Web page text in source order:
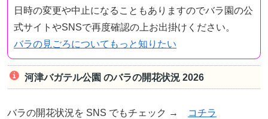
日時の変更や中止になることもありますのでバラ園の公
式サイトやSNSで再度確認の上お出掛けください。
バラの見ごろについてもっと知りたい
河津バガテル公園 のバラの開花状況 2026
バラの開花状況を SNS でもチェック → コチラ